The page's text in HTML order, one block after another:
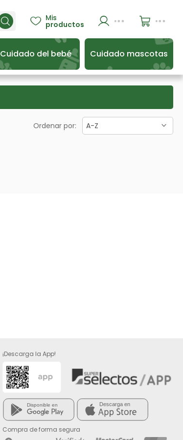
 Mis
productos
Cuidado del bebé Cuidado mascotas
Ordenar por: A-Z
¡Descarga la App!
Compra de forma segura